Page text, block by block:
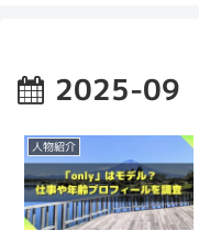
2025-09
人物紹介